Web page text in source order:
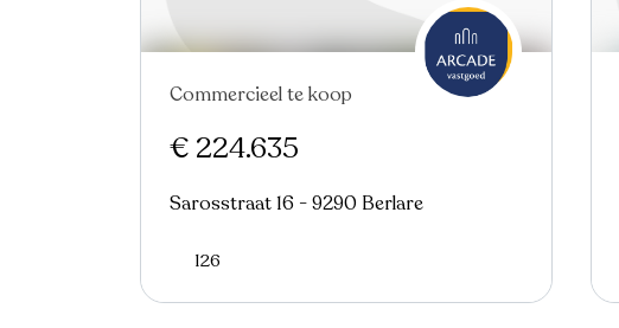
Commercieel te koop
€ 224.635
Sarosstraat 16 - 9290 Berlare
126